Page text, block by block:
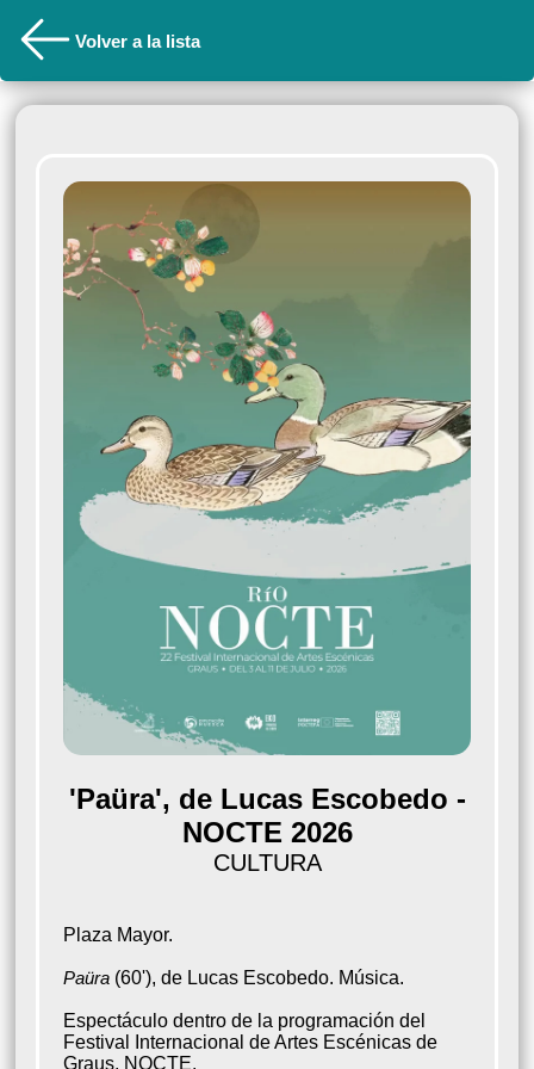
Volver a la lista
'Paüra', de Lucas Escobedo -
NOCTE 2026
CULTURA
Plaza Mayor.
Paüra (60'), de Lucas Escobedo. Música.
Espectáculo dentro de la programación del
Festival Internacional de Artes Escénicas de
Graus, NOCTE.